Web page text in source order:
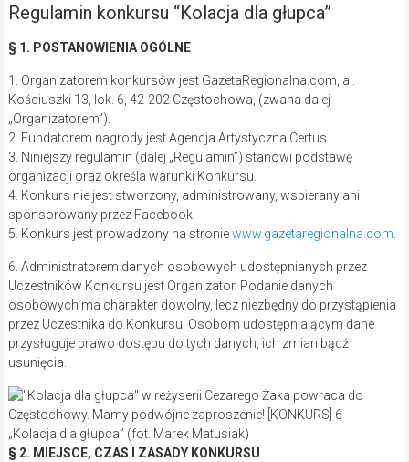
Regulamin konkursu “Kolacja dla głupca”
§ 1. POSTANOWIENIA OGÓLNE
1. Organizatorem konkursów jest GazetaRegionalna.com, al.
Kościuszki 13, lok. 6, 42-202 Częstochowa, (zwana dalej
„Organizatorem”).
2. Fundatorem nagrody jest Agencja Artystyczna Certus.
3. Niniejszy regulamin (dalej „Regulamin”) stanowi podstawę
organizacji oraz określa warunki Konkursu.
4. Konkurs nie jest stworzony, administrowany, wspierany ani
sponsorowany przez Facebook.
5. Konkurs jest prowadzony na stroniewww.gazetaregionalna.com
6. Administratorem danych osobowych udostępnianych przez
Uczestników Konkursu jest Organizator. Podanie danych
osobowych ma charakter dowolny, lecz niezbędny do przystąpienia
przez Uczestnika do Konkursu. Osobom udostępniającym dane
przysługuje prawo dostępu do tych danych, ich zmian bądź
usunięcia.
„Kolacja dla głupca” (fot. Marek Matusiak)
§ 2. MIEJSCE, CZAS I ZASADY KONKURSU